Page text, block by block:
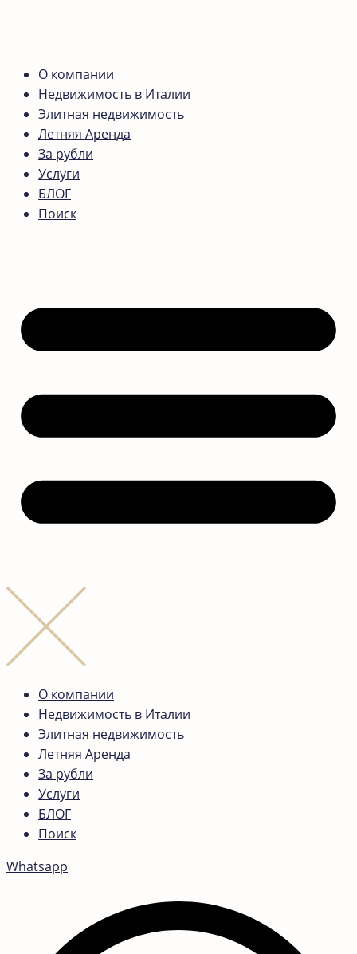
О компании
Недвижимость в Италии
Элитная недвижимость
Летняя Аренда
За рубли
Услуги
БЛОГ
Поиск
О компании
Недвижимость в Италии
Элитная недвижимость
Летняя Аренда
За рубли
Услуги
БЛОГ
Поиск
Whatsapp